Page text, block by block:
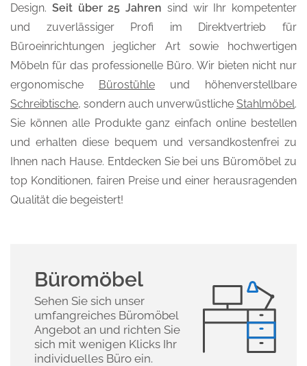
Design. Seit über 25 Jahren sind wir Ihr kompetenter
und zuverlässiger Profi im Direktvertrieb für
Büroeinrichtungen jeglicher Art sowie hochwertigen
Möbeln für das professionelle Büro. Wir bieten nicht nur
ergonomische Bürostühle und höhenverstellbare
Schreibtische, sondern auch unverwüstliche Stahlmöbel.
Sie können alle Produkte ganz einfach online bestellen
und erhalten diese bequem und versandkostenfrei zu
Ihnen nach Hause. Entdecken Sie bei uns Büromöbel zu
top Konditionen, fairen Preise und einer herausragenden
Qualität die begeistert!
Büromöbel
Sehen Sie sich unser
umfangreiches Büromöbel
Angebot an und richten Sie
sich mit wenigen Klicks Ihr
individuelles Büro ein.